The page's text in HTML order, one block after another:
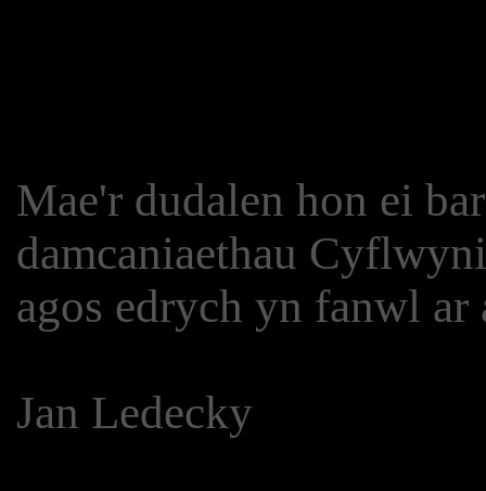
Mae'r dudalen hon ei
damcaniaethau
agos edrych yn fanwl ar
Jan Ledecky